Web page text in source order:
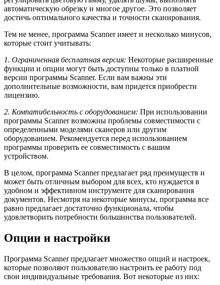
автоматическую обрезку и многое другое. Это позволяет
достичь оптимального качества и точности сканирования.
Тем не менее, программа Scanner имеет и несколько минусов,
которые стоит учитывать:
1. Ограниченная бесплатная версия: Некоторые расширенные
функции и опции могут быть доступны только в платной
версии программы Scanner. Если вам важны эти
дополнительные возможности, вам придется приобрести
лицензию.
2. Компатибельность с оборудованием: При использовании
программы Scanner возможны проблемы совместимости с
определенными моделями сканеров или другим
оборудованием. Рекомендуется перед использованием
программы проверить ее совместимость с вашим
устройством.
В целом, программа Scanner предлагает ряд преимуществ и
может быть отличным выбором для всех, кто нуждается в
удобном и эффективном инструменте для сканирования
документов. Несмотря на некоторые минусы, программа все
равно предлагает достаточно функционала, чтобы
удовлетворить потребности большинства пользователей.
Опции и настройки
Программа Scanner предлагает множество опций и настроек,
которые позволяют пользователю настроить ее работу под
свои индивидуальные требования. Вот некоторые из них: